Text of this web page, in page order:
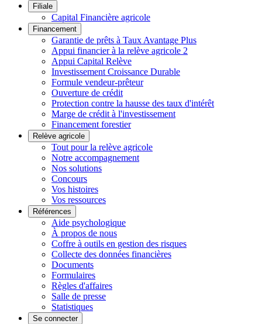
Filiale
Capital Financière agricole
Financement
Garantie de prêts à Taux Avantage Plus
Appui financier à la relève agricole 2
Appui Capital Relève
Investissement Croissance Durable
Formule vendeur-prêteur
Ouverture de crédit
Protection contre la hausse des taux d'intérêt
Marge de crédit à l'investissement
Financement forestier
Relève agricole
Tout pour la relève agricole
Notre accompagnement
Nos solutions
Concours
Vos histoires
Vos ressources
Références
Aide psychologique
À propos de nous
Coffre à outils en gestion des risques
Collecte des données financières
Documents
Formulaires
Règles d'affaires
Salle de presse
Statistiques
Se connecter